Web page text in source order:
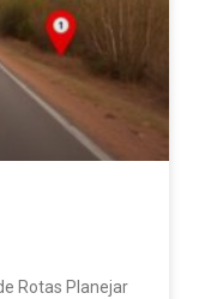
Rotas Planejar